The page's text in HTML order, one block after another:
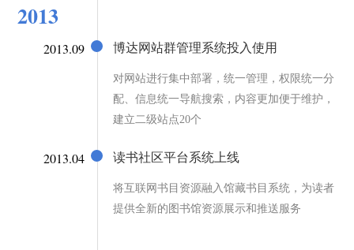
2013
2013.09 博达网站群管理系统投入使用
对网站进行集中部署，统一管理，权限统一分
配、信息统一导航搜索，内容更加便于维护，
建立二级站点20个
2013.04 读书社区平台系统上线
将互联网书目资源融入馆藏书目系统，为读者
提供全新的图书馆资源展示和推送服务